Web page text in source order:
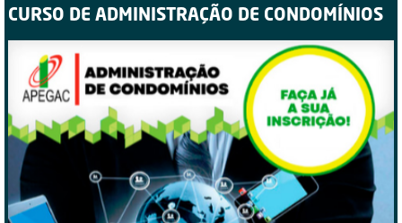
CURSO DE ADMINISTRAÇÃO DE CONDOMÍNIOS